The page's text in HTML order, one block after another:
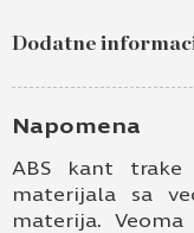
Dodatne
Napomena
ABS kant trake
materijala sa
materija.